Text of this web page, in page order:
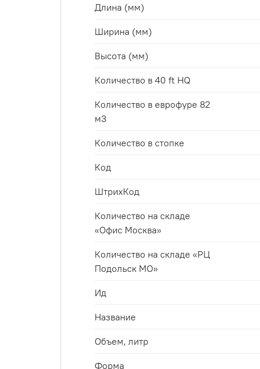
Длина (мм)
Ширина (мм)
Высота (мм)
Количество в 40 ft HQ
Количество в еврофуре 82
м3
Количество в стопке
Код
ШтрихКод
Количество на складе
«Офис Москва»
Количество на складе «РЦ
Подольск МО»
Ид
Название
Объем, литр
Форма